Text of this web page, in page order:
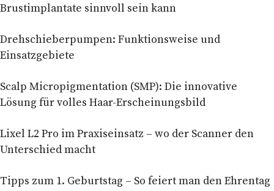
Brustimplantate sinnvoll sein kann
Drehschieberpumpen: Funktionsweise und
Einsatzgebiete
Scalp Micropigmentation (SMP): Die innovative
Lösung für volles Haar-Erscheinungsbild
Lixel L2 Pro im Praxiseinsatz – wo der Scanner den
Unterschied macht
Tipps zum 1. Geburtstag – So feiert man den Ehrentag